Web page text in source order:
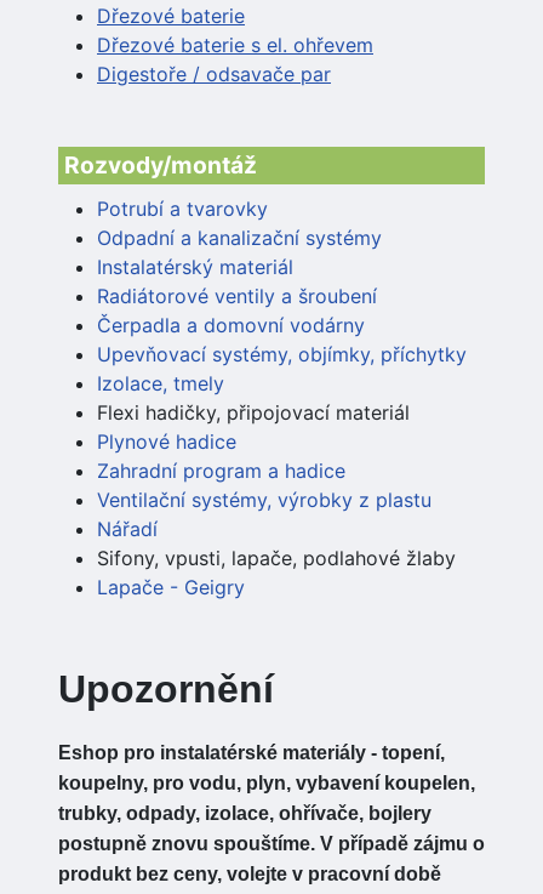
Dřezové baterie
Dřezové baterie s el. ohřevem
Digestoře / odsavače par
Rozvody/montáž
Potrubí a tvarovky
Odpadní a kanalizační systémy
Instalatérský materiál
Radiátorové ventily a šroubení
Čerpadla a domovní vodárny
Upevňovací systémy, objímky, příchytky
Izolace, tmely
Flexi hadičky, připojovací materiál
Plynové hadice
Zahradní program a hadice
Ventilační systémy, výrobky z plastu
Nářadí
Sifony, vpusti, lapače, podlahové žlaby
Lapače - Geigry
Upozornění
Eshop pro instalatérské materiály - topení,
koupelny, pro vodu, plyn, vybavení koupelen,
trubky, odpady, izolace, ohřívače, bojlery
postupně znovu spouštíme. V případě zájmu o
produkt bez ceny, volejte v pracovní době